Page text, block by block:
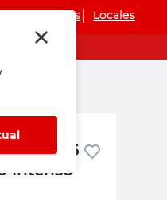
instalaciones Locales
Intenso